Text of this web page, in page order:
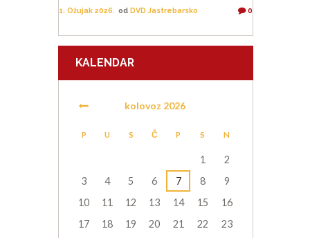
1. Ožujak 2026. od DVD Jastrebarsko 0
KALENDAR
kolovoz 2026
P U S Č P S N
1
2
3
4 5 6 7 8
9
10
11 12 13 14 15
16
17
18 19 20 21 22
23